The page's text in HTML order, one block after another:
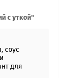
с уткой"
соус
для